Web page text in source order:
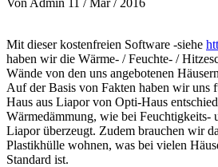
Von Admin 11 / Mär / 2016
Mit dieser kostenfreien Software -siehe
haben wir die Wärme- / Feuchte- /
Wände von den uns angebotenen
Auf der Basis von Fakten haben wir uns
Haus aus Liapor von Opti-Haus
Wärmedämmung, wie bei Feuchtigkeits-
Liapor überzeugt. Zudem brauchen wir
Plastikhülle wohnen, was bei vielen
Standard ist.